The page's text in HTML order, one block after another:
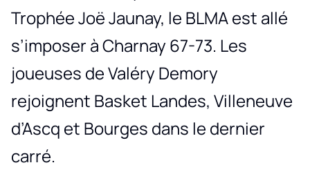
Trophée Joë Jaunay, le BLMA est allé
s’imposer à Charnay 67-73. Les
joueuses de Valéry Demory
rejoignent Basket Landes, Villeneuve
d’Ascq et Bourges dans le dernier
carré.